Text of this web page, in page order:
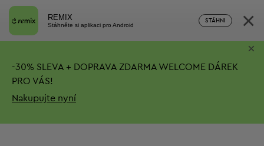
REMIX
Stáhněte si aplikaci pro Android
STÁHNI ×
-30% SLEVA + DOPRAVA ZDARMA WELCOME DÁREK
PRO VÁS!
Nakupujte nyní
×